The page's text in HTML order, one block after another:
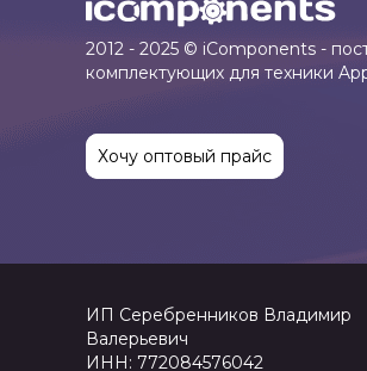
2012 - 2025 © iComponents -
комплектующих для техники
Хочу оптовый прайс
ИП Серебренников Владимир
Валерьевич
ИНН: 772084576042